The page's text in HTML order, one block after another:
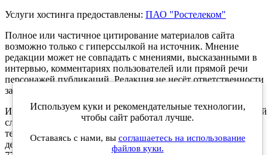
Услуги хостинга предоставлены: ПАО "Ростелеком"
Полное или частичное цитирование материалов сайта
возможно только с гиперссылкой на источник. Мнение
редакции может не совпадать с мнениями, высказанными в
интервью, комментариях пользователей или прямой речи
персонажей публикаций. Редакция не несёт ответственности
за текст комментариев читателей.
Интернет-портал Kirov.online зарегистрирован в Федеральной
службе по надзору в сфере связи, информационных
технологий и массовых коммуникаций (Роскомнадзор) 5
декабря 2019 года. Регистрационный номер ЭЛ № ФС 77 -
Используем куки и рекомендательные технологии,
чтобы сайт работал лучше.
Оставаясь с нами, вы соглашаетесь на использование
файлов куки.